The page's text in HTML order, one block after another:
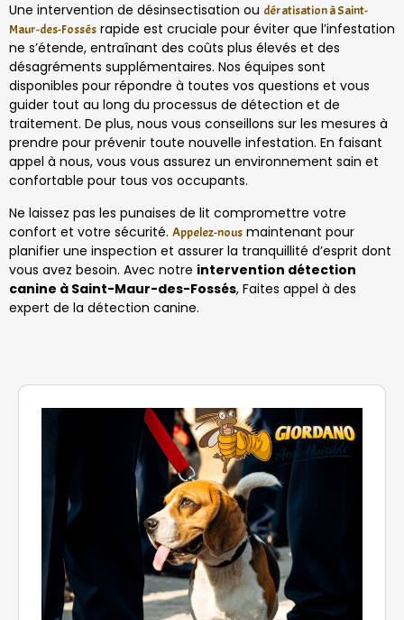
Une intervention de désinsectisation ou dératisation à Saint-
Maur-des-Fossés rapide est cruciale pour éviter que l’infestation
ne s’étende, entraînant des coûts plus élevés et des
désagréments supplémentaires. Nos équipes sont
disponibles pour répondre à toutes vos questions et vous
guider tout au long du processus de détection et de
traitement. De plus, nous vous conseillons sur les mesures à
prendre pour prévenir toute nouvelle infestation. En faisant
appel à nous, vous vous assurez un environnement sain et
confortable pour tous vos occupants.
Ne laissez pas les punaises de lit compromettre votre
confort et votre sécurité. Appelez-nous maintenant pour
planifier une inspection et assurer la tranquillité d’esprit dont
vous avez besoin. Avec notre intervention détection
canine à Saint-Maur-des-Fossés, Faites appel à des
expert de la détection canine.